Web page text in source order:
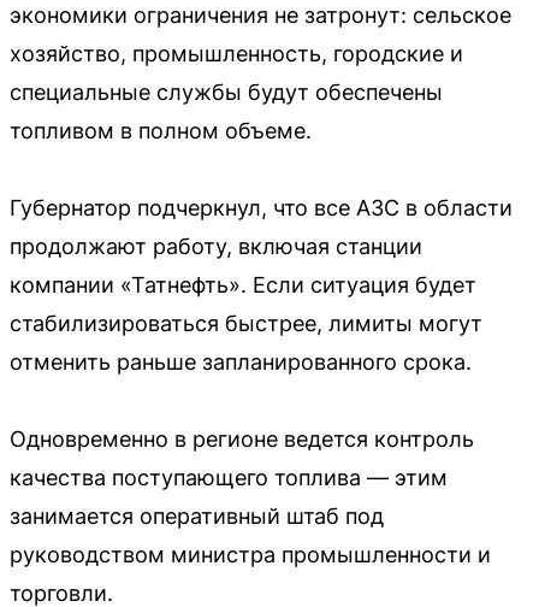
экономики ограничения не затронут: сельское
хозяйство, промышленность, городские и
специальные службы будут обеспечены
топливом в полном объеме.
Губернатор подчеркнул, что все АЗС в области
продолжают работу, включая станции
компании «Татнефть». Если ситуация будет
стабилизироваться быстрее, лимиты могут
отменить раньше запланированного срока.
Одновременно в регионе ведется контроль
качества поступающего топлива — этим
занимается оперативный штаб под
руководством министра промышленности и
торговли.